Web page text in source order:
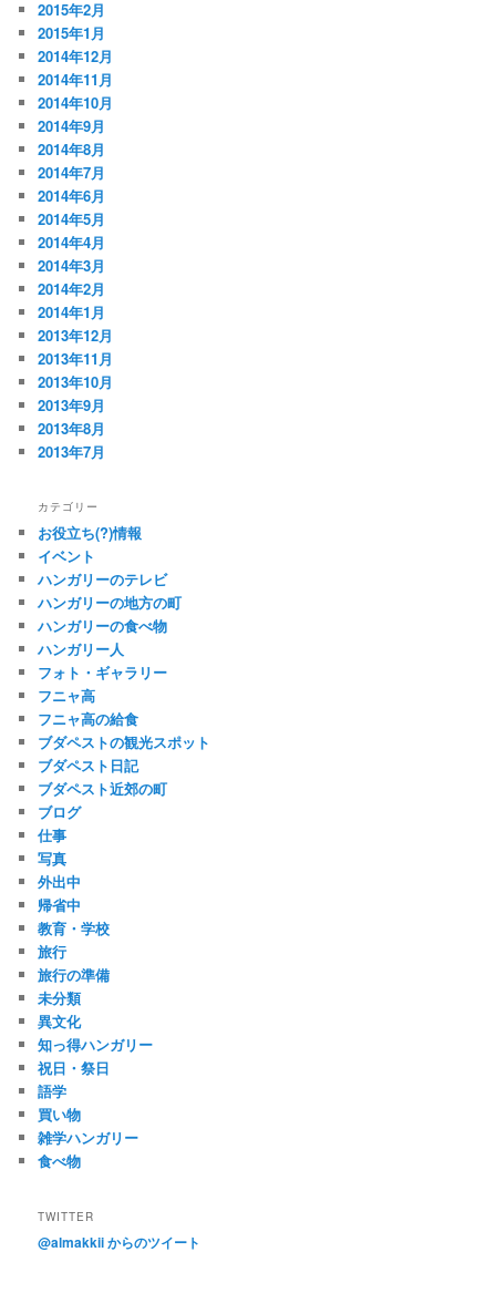
2015年2月
2015年1月
2014年12月
2014年11月
2014年10月
2014年9月
2014年8月
2014年7月
2014年6月
2014年5月
2014年4月
2014年3月
2014年2月
2014年1月
2013年12月
2013年11月
2013年10月
2013年9月
2013年8月
2013年7月
カテゴリー
お役立ち(?)情報
イベント
ハンガリーのテレビ
ハンガリーの地方の町
ハンガリーの食べ物
ハンガリー人
フォト・ギャラリー
フニャ高
フニャ高の給食
ブダペストの観光スポット
ブダペスト日記
ブダペスト近郊の町
ブログ
仕事
写真
外出中
帰省中
教育・学校
旅行
旅行の準備
未分類
異文化
知っ得ハンガリー
祝日・祭日
語学
買い物
雑学ハンガリー
食べ物
TWITTER
@almakkii からのツイート